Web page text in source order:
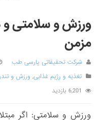
ورزش و سلامتی و
مزمن
شرکت تحقیقاتی پارسی طب
تغذیه و رژیم غذایی, ورزش و
6,201 بازدید
ورزش و سلامتی: اگر